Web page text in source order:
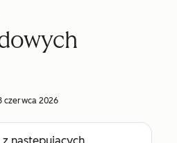
czerwca 2026